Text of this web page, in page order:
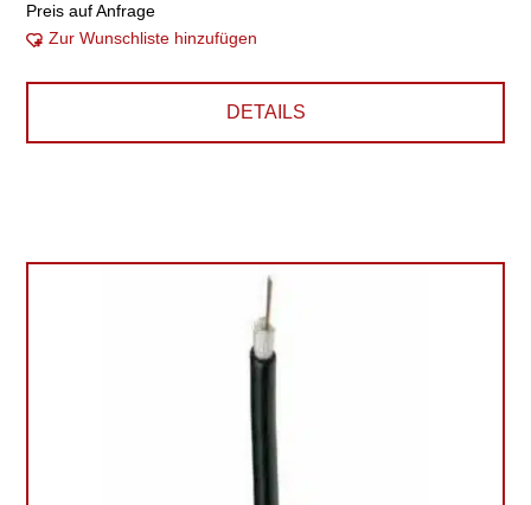
Preis auf Anfrage
Zur Wunschliste hinzufügen
DETAILS